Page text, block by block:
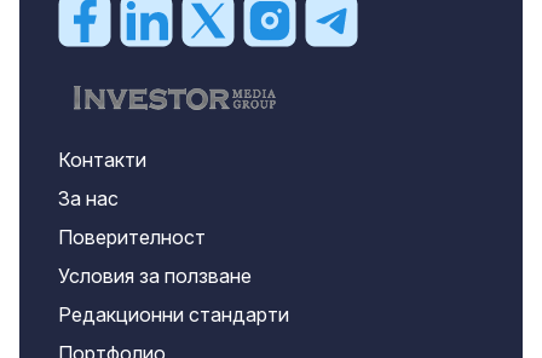
Контакти
За нас
Поверителност
Условия за ползване
Редакционни стандарти